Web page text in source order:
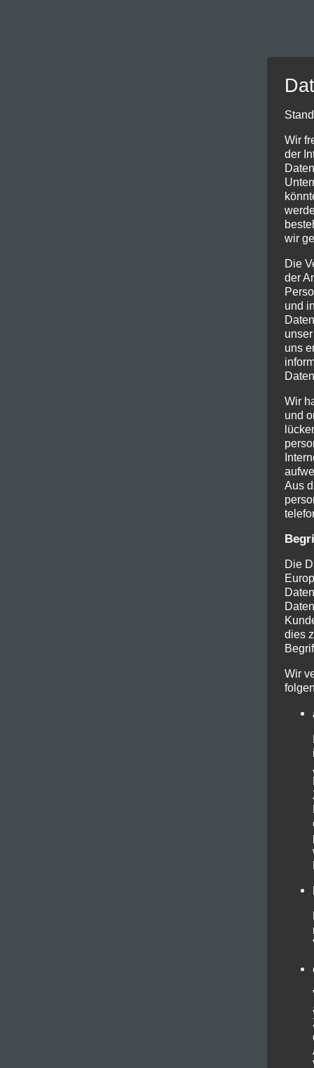
Wir
der
wir
Die
der
und
uns
Wir
und
Aus
Die
dies
Wir